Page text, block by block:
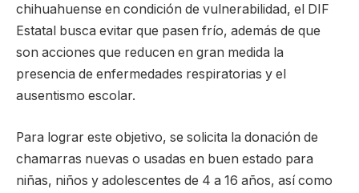
chihuahuense en condición de vulnerabilidad, el DIF
Estatal busca evitar que pasen frío, además de que
son acciones que reducen en gran medida la
presencia de enfermedades respiratorias y el
ausentismo escolar.
Para lograr este objetivo, se solicita la donación de
chamarras nuevas o usadas en buen estado para
niñas, niños y adolescentes de 4 a 16 años, así como